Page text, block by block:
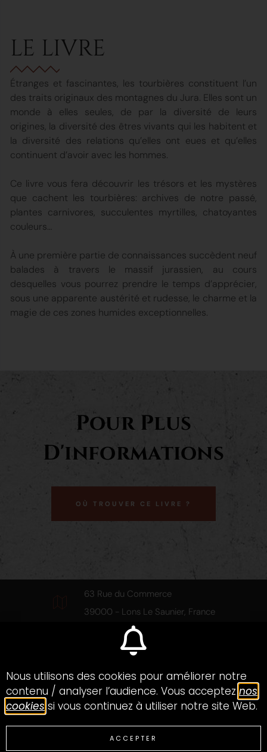
LE LIVRE
Étranges et fascinantes, les tourbières constituent l’un
des traits originaux des montagnes du Jura. Elles sont un
monde à elles seules, de par la diversité de leurs
origines, la diversité des êtres vivants qui les habitent et
la diversité des relations qu’elles ont eues et qu’elles
continuent d’avoir avec les hommes.
Ce livre vous fera découvrir les trésors et les mystères
que cachent les tourbières: archives de notre passé,
plantes carnivores, succulentes myrtilles, chatoyantes
couleurs…
À une première partie de connaissances succèdent neuf
balades à travers le massif jurassien, au cours
desquelles vous pourrez prendre le temps d’apprécier,
sous une apparente austérité et rudesse, le charme et la
magie de ces zones humides exceptionnelles.
Pour Plus
D'informations
OÙ TROUVER CE LIVRE ?
63 Rue du Commerce
39000 - Lons Le Saunier, France
belleetoile.editions@gmail.com
© 2021 La Belle Étoile. Tous droits réservés
Mentions légales
Politique de confidentialité /
Plan
du site / Site internet créé par Küme, agence de
communication à Lyon
Nous utilisons des cookies pour améliorer notre
contenu / analyser l’audience. Vous acceptez nos
cookies si vous continuez à utiliser notre site Web.
ACCEPTER